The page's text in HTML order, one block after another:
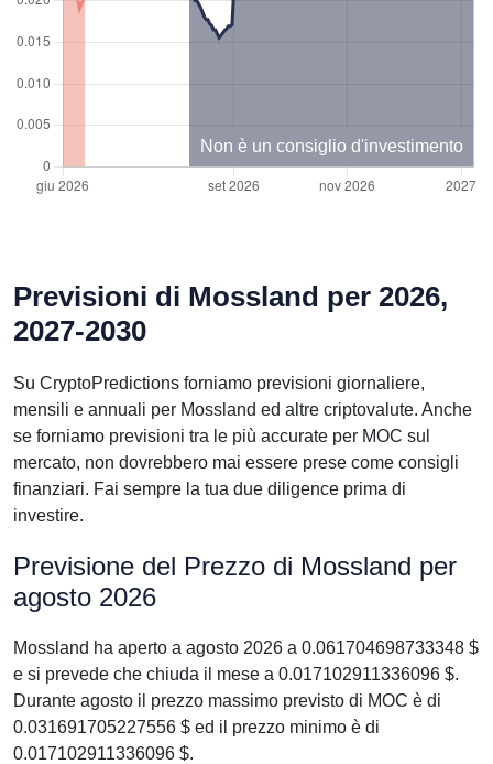
Non è un consiglio d'investimento
Previsioni di Mossland per 2026,
2027-2030
Su CryptoPredictions forniamo previsioni giornaliere,
mensili e annuali per Mossland ed altre criptovalute. Anche
se forniamo previsioni tra le più accurate per MOC sul
mercato, non dovrebbero mai essere prese come consigli
finanziari. Fai sempre la tua due diligence prima di
investire.
Previsione del Prezzo di Mossland per
agosto 2026
Mossland ha aperto a agosto 2026 a 0.061704698733348 $
e si prevede che chiuda il mese a 0.017102911336096 $.
Durante agosto il prezzo massimo previsto di MOC è di
0.031691705227556 $ ed il prezzo minimo è di
0.017102911336096 $.